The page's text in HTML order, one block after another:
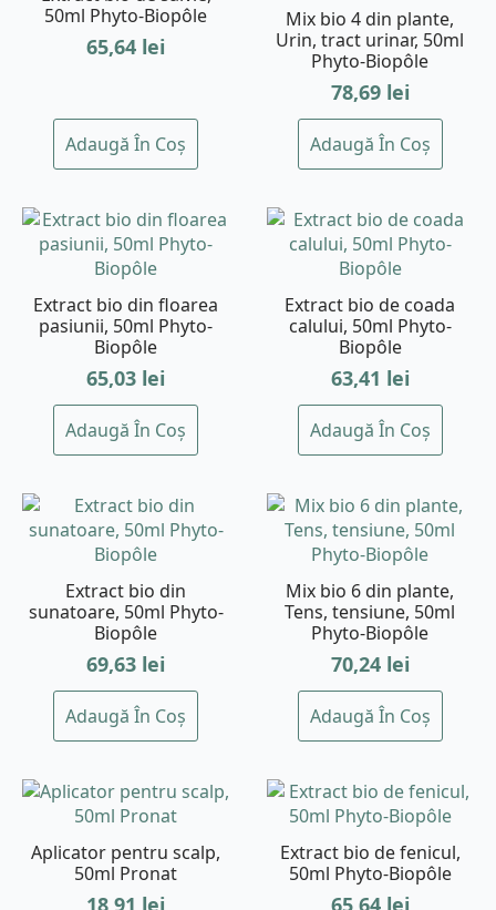
50ml Phyto-Biopôle
65,64 lei
Adaugă În Coș
Mix bio 4 din plante,
Urin, tract urinar, 50ml
Phyto-Biopôle
78,69 lei
Adaugă În Coș
Extract bio din floarea
pasiunii, 50ml Phyto-
Biopôle
65,03 lei
Adaugă În Coș
Extract bio de coada
calului, 50ml Phyto-
Biopôle
63,41 lei
Adaugă În Coș
Extract bio din
sunatoare, 50ml Phyto-
Biopôle
69,63 lei
Adaugă În Coș
Mix bio 6 din plante,
Tens, tensiune, 50ml
Phyto-Biopôle
70,24 lei
Adaugă În Coș
Aplicator pentru scalp,
50ml Pronat
18,91 lei
Extract bio de fenicul,
50ml Phyto-Biopôle
65,64 lei